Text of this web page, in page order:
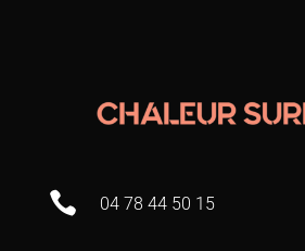
 04 78 44 50 15